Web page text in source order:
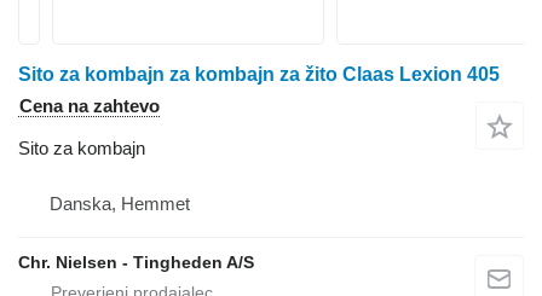
Sito za kombajn za kombajn za žito Claas Lexion 405
Cena na zahtevo
Sito za kombajn
Danska, Hemmet
Chr. Nielsen - Tingheden A/S